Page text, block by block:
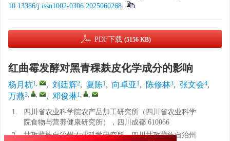
10.13386/j.issn1002-0306.2025060268.
PDF下载 (5156 KB)
红曲霉发酵对黑青稞麸皮化学成分的影响
杨月杭1, , 刘廷辉2, 夏陈1, 向卓亚 1, 陈修林3, 张文会4,
万燕3, , , 邓俊琳1, ,
1.
四川省农业科学院农产品加工研究所（四川省农业科学
院食物与营养健康研究所），四川成都 610066
2.
甘孜藏族自治州农业科学研究所，四川甘孜藏族自治州